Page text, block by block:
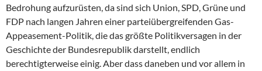
Bedrohung aufzurüsten, da sind sich Union, SPD, Grüne und
FDP nach langen Jahren einer parteiübergreifenden Gas-
Appeasement-Politik, die das größte Politikversagen in der
Geschichte der Bundesrepublik darstellt, endlich
berechtigterweise einig. Aber dass daneben und vor allem in